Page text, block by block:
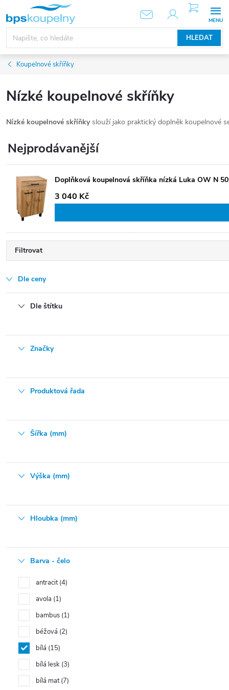
obsah
HLEDAT
NÁKUPNÍ
KOŠÍK
Koupelnové skříňky
Nízké koupelnové skříňky
Nízké koupelnové skříňkyslouží jako praktický doplněk koupelnové
Nejprodávanější
Doplňková koupelnová skříňka nízká Luka OW N 50
3 040 Kč
Filtrovat
Dle ceny
Dle štítku
Značky
Produktová řada
Šířka (mm)
Výška (mm)
Hloubka (mm)
Barva - čelo
antracit 4
avola 1
bambus 1
béžová 2
bílá 15
bílá lesk 3
bílá mat 7